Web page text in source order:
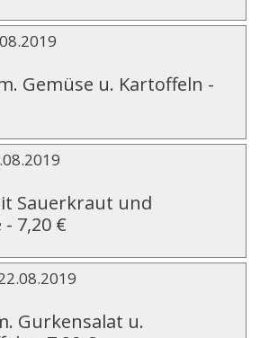
Gemüse u. Kartoffeln -
Sauerkraut und
- 7,20 €
Gurkensalat u.